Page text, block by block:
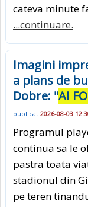
cateva minute
...continuare.
Imagini
a plans de
Dobre: "AI
publicat 2026-08-03
Programul
continua sa le
pastra toata
stadionul din
pe teren